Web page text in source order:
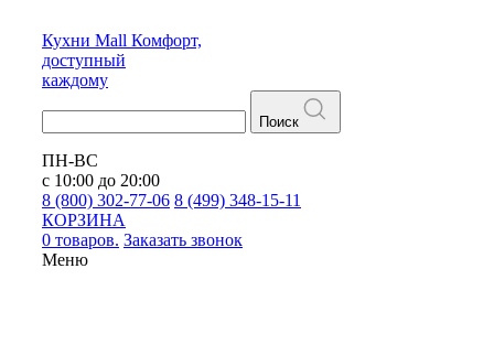
Кухни Mall Комфорт,
доступный
каждому
Поиск
ПН-ВС
с 10:00 до 20:00
8 (800) 302-77-06 8 (499) 348-15-11
КОРЗИНА
0 товаров. Заказать звонок
Меню